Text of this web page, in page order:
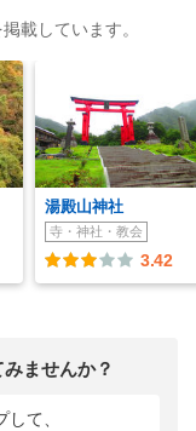
載しています。
湯殿山神社
寺・神社・教会
3.42
ませんか？
て、